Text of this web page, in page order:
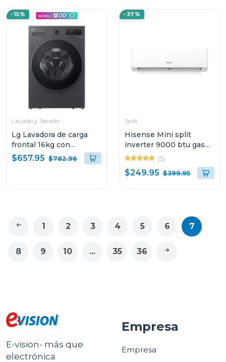
-15%
Lavado y Secado
Lg Lavadora de carga
frontal 16kg con
secadora integrada ai dd
wifi color grafito
$657.95 $782.96
-37%
Split
Hisense Mini split
inverter 9000 btu gas
r32 ecológico auto
limpieza filtro 4 en 1
ATR092KA
(5)
$249.95 $399.95
1 2 3 4 5 6 7
8 9 10 ... 35 36
E-vision- más que
electrónica
Empresa
Empresa